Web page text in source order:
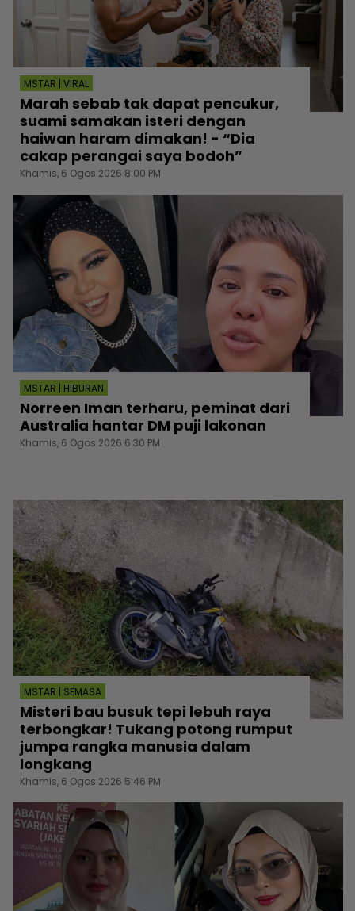
MSTAR | VIRAL
Marah sebab tak dapat pencukur,
suami samakan isteri dengan
haiwan haram dimakan! - “Dia
cakap perangai saya bodoh”
Khamis, 6 Ogos 2026 8:00 PM
MSTAR | HIBURAN
Norreen Iman terharu, peminat dari
Australia hantar DM puji lakonan
Khamis, 6 Ogos 2026 6:30 PM
MSTAR | SEMASA
Misteri bau busuk tepi lebuh raya
terbongkar! Tukang potong rumput
jumpa rangka manusia dalam
longkang
Khamis, 6 Ogos 2026 5:46 PM